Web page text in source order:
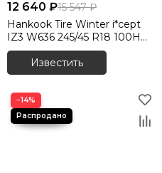
12 640 ₽15 547 ₽
Hankook Tire Winter i*cept
IZ3 W636 245/45 R18 100H
XL
Известить
−14%